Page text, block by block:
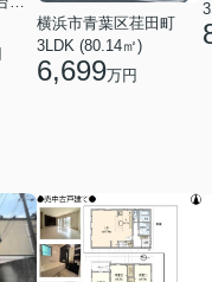
横浜市青葉区荏田町
3LDK (80.14㎡)
6,699万円